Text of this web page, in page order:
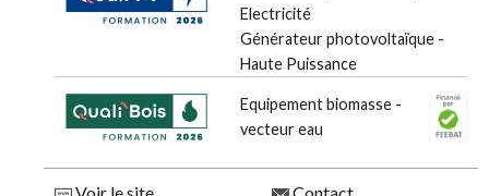
Electricité
Générateur photovoltaïque -
Haute Puissance
Equipement biomasse -
vecteur eau